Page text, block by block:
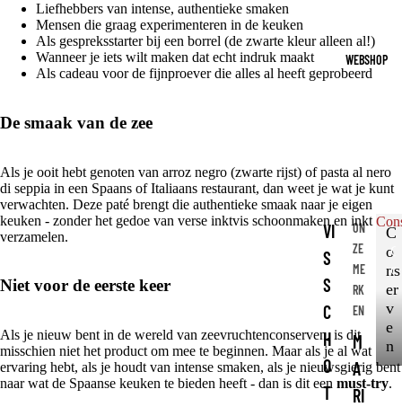
WEBSHOP
VI
S
S
C
H
O
T
ON
ZE
ME
RK
EN
M
A
RI
C
o
ns
er
v
e
n
C
o
n
s
e
r
e
Liefhebbers van intense, authentieke smaken
Mensen die graag experimenteren in de keuken
Als gespreksstarter bij een borrel (de zwarte kleur alleen al!)
Wanneer je iets wilt maken dat echt indruk maakt
Als cadeau voor de fijnproever die alles al heeft geprobeerd
De smaak van de zee
Als je ooit hebt genoten van arroz negro (zwarte rijst) of pasta al nero
di seppia in een Spaans of Italiaans restaurant, dan weet je wat je kunt
verwachten. Deze paté brengt die authentieke smaak naar je eigen
keuken - zonder het gedoe van verse inktvis schoonmaken en inkt
verzamelen.
Niet voor de eerste keer
Als je nieuw bent in de wereld van zeevruchtenconserven, is dit
misschien niet het product om mee te beginnen. Maar als je al wat
ervaring hebt, als je houdt van intense smaken, als je nieuwsgierig bent
naar wat de Spaanse keuken te bieden heeft - dan is dit een must-try.